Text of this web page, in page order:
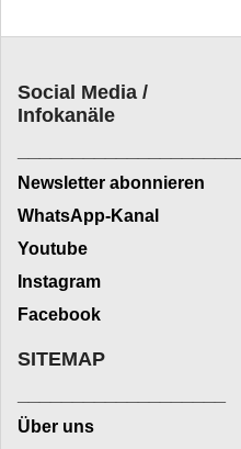
Social Media /
Infokanäle
Newsletter abonnieren
WhatsApp-Kanal
Youtube
Instagram
Facebook
SITEMAP
Über uns